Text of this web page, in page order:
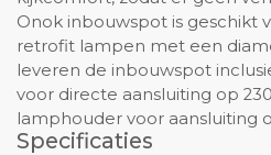
Onok inbouwspot is geschikt
retrofit lampen met een
leveren de inbouwspot
voor directe aansluiting op
lamphouder voor aansluiting
Specificaties